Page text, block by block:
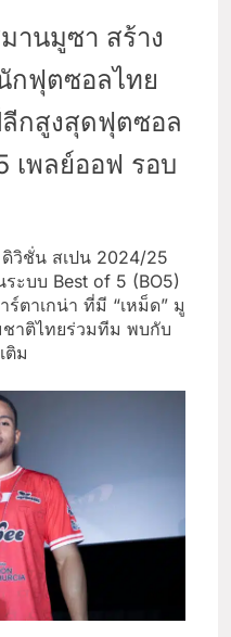
านมูซา สร้าง
กฟุตซอลไทย
กสูงสุดฟุตซอล
เพลย์ออฟ รอบ
วิชั่น สเปน 2024/25
ะบบ Best of 5 (BO5)
ตาเกน่า ที่มี “เหม็ด” มู
าติไทยร่วมทีม พบกับ
ติม